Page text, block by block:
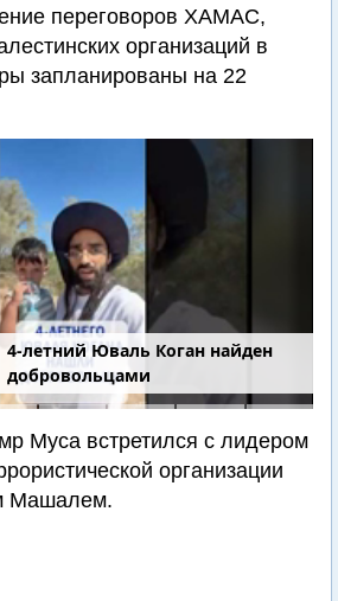
переговоров ХАМАС,
организаций в
запланированы на 22
4-летний Юваль Коган найден
добровольцами
Муса встретился с лидером
организации
Машалем.